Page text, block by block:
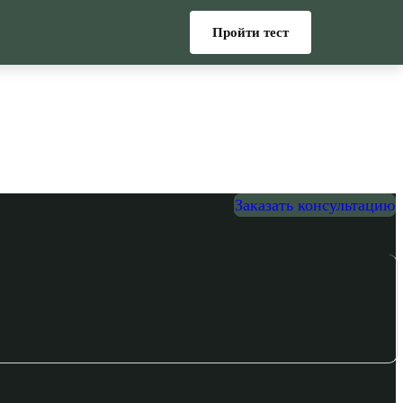
Заказать консультацию
Пройти тест